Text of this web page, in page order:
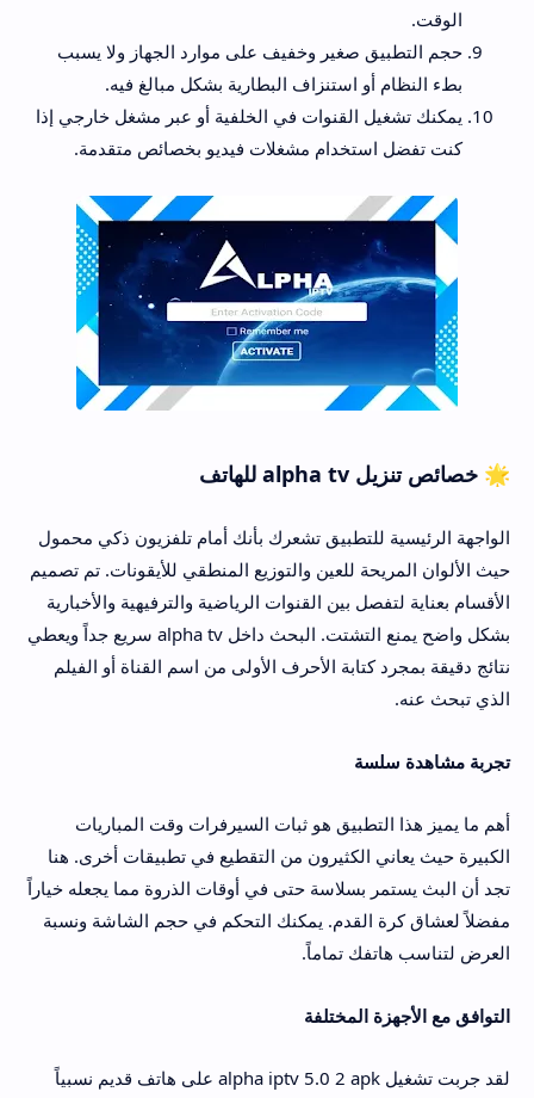
الوقت.
حجم التطبيق صغير وخفيف على موارد الجهاز ولا يسبب
بطء النظام أو استنزاف البطارية بشكل مبالغ فيه.
يمكنك تشغيل القنوات في الخلفية أو عبر مشغل خارجي إذا
كنت تفضل استخدام مشغلات فيديو بخصائص متقدمة.
🌟 خصائص تنزيل alpha tv للهاتف
الواجهة الرئيسية للتطبيق تشعرك بأنك أمام تلفزيون ذكي محمول
حيث الألوان المريحة للعين والتوزيع المنطقي للأيقونات. تم تصميم
الأقسام بعناية لتفصل بين القنوات الرياضية والترفيهية والأخبارية
بشكل واضح يمنع التشتت. البحث داخل alpha tv سريع جداً ويعطي
نتائج دقيقة بمجرد كتابة الأحرف الأولى من اسم القناة أو الفيلم
الذي تبحث عنه.
تجربة مشاهدة سلسة
أهم ما يميز هذا التطبيق هو ثبات السيرفرات وقت المباريات
الكبيرة حيث يعاني الكثيرون من التقطيع في تطبيقات أخرى. هنا
تجد أن البث يستمر بسلاسة حتى في أوقات الذروة مما يجعله خياراً
مفضلاً لعشاق كرة القدم. يمكنك التحكم في حجم الشاشة ونسبة
العرض لتناسب هاتفك تماماً.
التوافق مع الأجهزة المختلفة
لقد جربت تشغيل alpha iptv 5.0 2 apk على هاتف قديم نسبياً